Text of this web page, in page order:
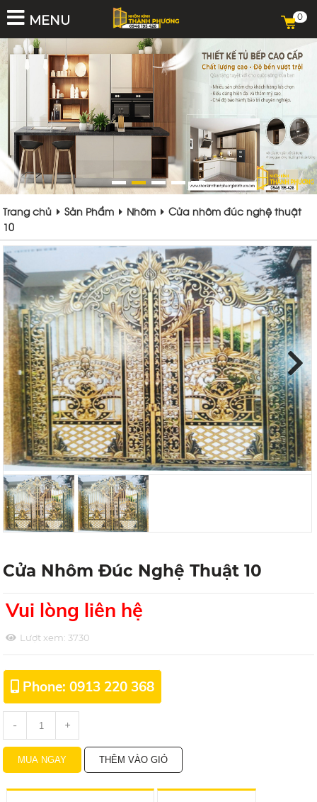
MENU 0
Trang chủ Sản Phẩm Nhôm
Cửa nhôm đúc nghệ thuật
10
Next
Cửa Nhôm Đúc Nghệ Thuật 10
Vui lòng liên hệ
Lượt xem:3730
Phone: 0913 220 368
- +